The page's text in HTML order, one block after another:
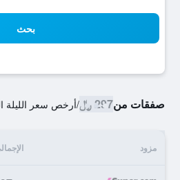
بحث
صفقات من297 ﷼ /أرخص سعر الليلة
مزود